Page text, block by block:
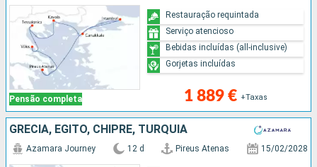
Pensão completa 1 889 € +Taxas
Restauração requintada
Serviço atencioso
Bebidas incluídas (all-inclusive)
Gorjetas incluídas
GRÉCIA, EGITO, CHIPRE, TURQUIA
Azamara Journey 12 d Pireus Atenas 15/02/2028